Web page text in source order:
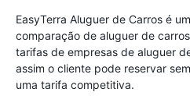
EasyTerra Aluguer de Carros é
comparação de aluguer de
tarifas de empresas de aluguer
assim o cliente pode reservar
uma tarifa competitiva.